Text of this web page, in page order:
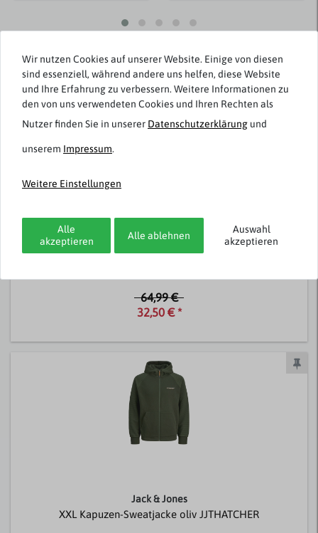
Passend dazu
-50%
XXL Kapuzen-Sweatjacke blaugrau JJTHATCHER
64,99 €
32,50 € *
Jack & Jones
XXL Kapuzen-Sweatjacke oliv JJTHATCHER
Wir nutzen Cookies auf unserer Website. Einige von diesen
sind essenziell, während andere uns helfen, diese Website
und Ihre Erfahrung zu verbessern. Weitere Informationen zu
den von uns verwendeten Cookies und Ihren Rechten als
Nutzer finden Sie in unserer Daten­schutz­erklärung und
unserem Impressum.
Weitere Einstellungen
Alle
akzeptieren
Alle ablehnen
Auswahl
akzeptieren